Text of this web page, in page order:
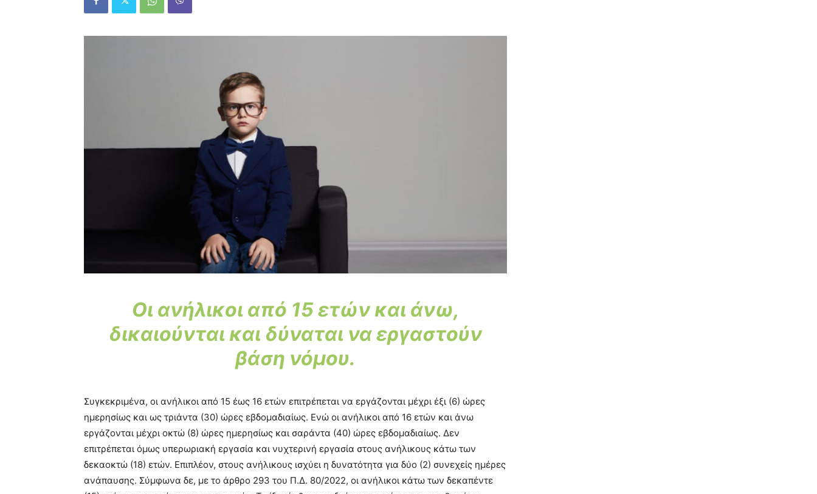
Οι ανήλικοι από 15 ετών και άνω,
δικαιούνται και δύναται να εργαστούν
βάση νόμου.
Συγκεκριμένα, οι ανήλικοι από 15 έως 16 ετών επιτρέπεται να εργάζονται μέχρι έξι (6) ώρες
ημερησίως και ως τριάντα (30) ώρες εβδομαδιαίως. Ενώ οι ανήλικοι από 16 ετών και άνω
εργάζονται μέχρι οκτώ (8) ώρες ημερησίως και σαράντα (40) ώρες εβδομαδιαίως. Δεν
επιτρέπεται όμως υπερωριακή εργασία και νυχτερινή εργασία στους ανήλικους κάτω των
δεκαοκτώ (18) ετών. Επιπλέον, στους ανήλικους ισχύει η δυνατότητα για δύο (2) συνεχείς ημέρες
ανάπαυσης. Σύμφωνα δε, με το άρθρο 293 του Π.Δ. 80/2022, οι ανήλικοι κάτω των δεκαπέντε